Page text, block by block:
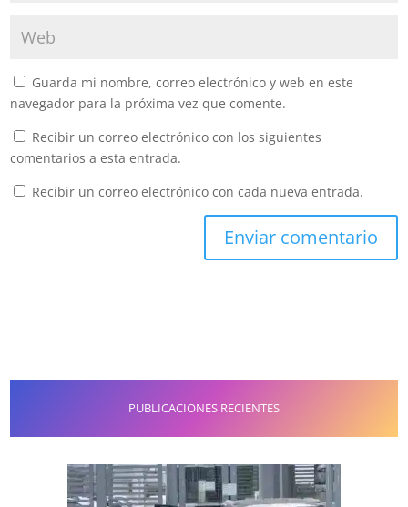
Guarda mi nombre, correo electrónico y web en este
navegador para la próxima vez que comente.
Recibir un correo electrónico con los siguientes
comentarios a esta entrada.
Recibir un correo electrónico con cada nueva entrada.
PUBLICACIONES RECIENTES